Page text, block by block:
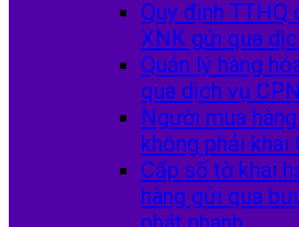
Quy định TTHQ
XNK gửi qua
Quản lý hàng
qua dịch vụ CPN
Người mua
không phải
Cấp số tờ khai
hàng gửi qua